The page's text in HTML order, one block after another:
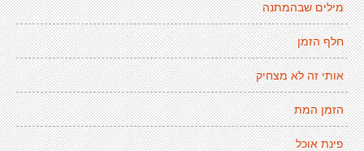
מילים שבהמתנה
חלף הזמן
אותי זה לא מצחיק
הזמן המת
פינת אוכל